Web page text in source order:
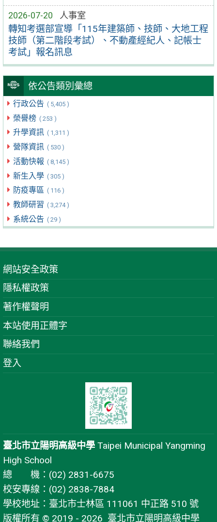
2026-07-20 人事室
轉知考選部宣導「115年建築師、技師、大地工程
技師（第二階段考試）、不動產經紀人、記帳士
考試」報名訊息
依公告類別彙總
行政公告 ( 5,405 )
榮譽榜 ( 253 )
升學資訊 ( 1,311 )
營隊資訊 ( 530 )
活動快報 ( 8,145 )
新生入學 ( 305 )
防疫專區 ( 116 )
教師研習 ( 3,274 )
系統公告 ( 29 )
網站安全政策
隱私權政策
著作權聲明
本站使用正體字
聯絡我們
登入
臺北市立陽明高級中學 Taipei Municipal Yangming
High School
總 機：(02) 2831-6675
校安專線：(02) 2838-7884
學校地址：臺北市士林區 111061 中正路 510 號
版權所有 © 2019 - 2026 臺北市立陽明高級中學